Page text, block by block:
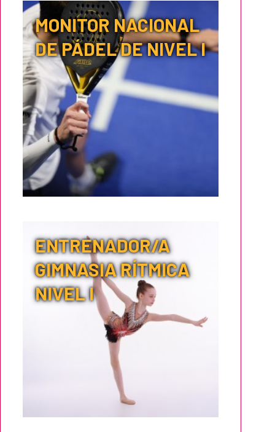
MONITOR NACIONAL
DE PÁDEL DE NIVEL I
ENTRENADOR/A
GIMNASIA RÍTMICA
NIVEL I